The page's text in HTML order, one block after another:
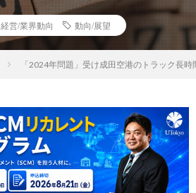
経営/業界動向 動向/展望
「2024年問題」受け成田空港のトラック長